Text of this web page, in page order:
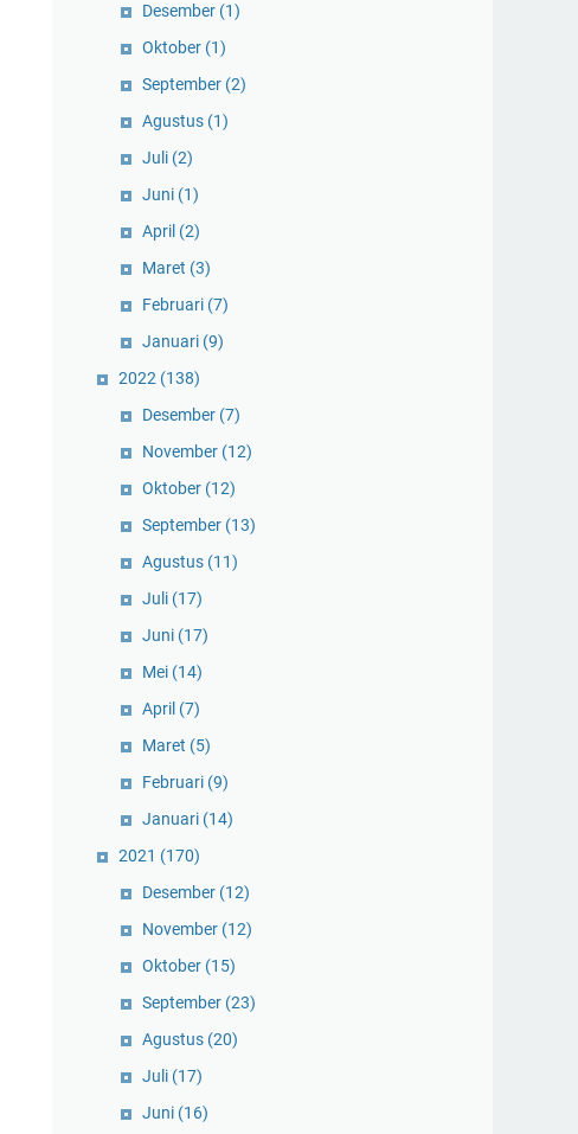
Desember (1)
Oktober (1)
September (2)
Agustus (1)
Juli (2)
Juni (1)
April (2)
Maret (3)
Februari (7)
Januari (9)
2022 (138)
Desember (7)
November (12)
Oktober (12)
September (13)
Agustus (11)
Juli (17)
Juni (17)
Mei (14)
April (7)
Maret (5)
Februari (9)
Januari (14)
2021 (170)
Desember (12)
November (12)
Oktober (15)
September (23)
Agustus (20)
Juli (17)
Juni (16)